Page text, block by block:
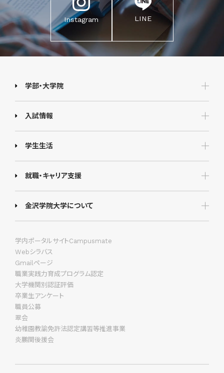
Instagram LINE
学部・大学院
入試情報
学生生活
就職・キャリア支援
金沢学院大学について
学内ポータルサイトCampusmate
Webシラバス
Gmailページ
職業実践力育成プログラム認定
大学機関別認証評価
卒業生アンケート
職員公募
翠会
幼稚園教諭免許法認定講習等推進事業
炎鵬関後援会